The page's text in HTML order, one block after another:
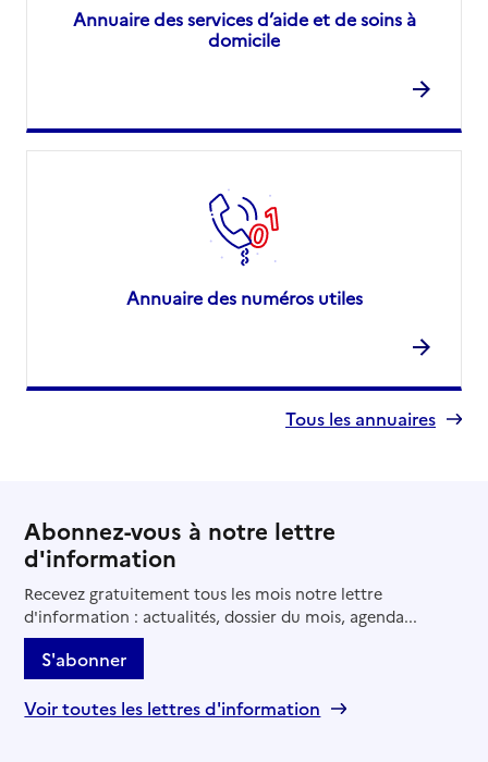
Annuaire des services d’aide et de soins à
domicile
Annuaire des numéros utiles
Tous les annuaires
Abonnez-vous à notre lettre
d'information
Recevez gratuitement tous les mois notre lettre
d'information : actualités, dossier du mois, agenda...
S'abonner
Voir toutes les lettres d'information